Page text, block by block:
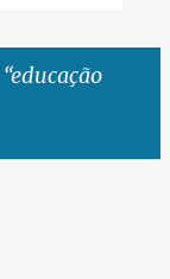
educação